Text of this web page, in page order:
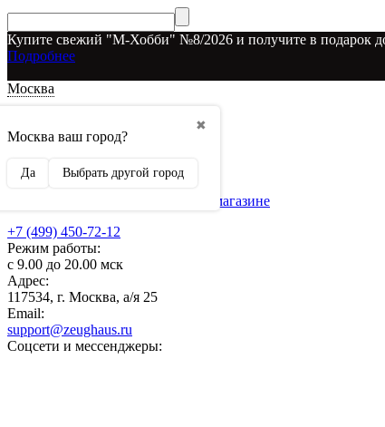
Купите свежий "М-Хобби" №8/2026 и получите в подарок
Подробнее
Москва
✖
Москва ваш город?
Да Выбрать другой город
О наших скидках
Рекламодателям
Бренды, представленные в магазине
+7 (499) 450-72-12
Режим работы:
с 9.00 до 20.00 мск
Адрес:
117534, г. Москва, а/я 25
Email:
support@zeughaus.ru
Соцсети и мессенджеры: